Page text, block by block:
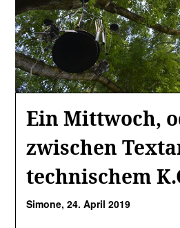
Ein Mittwoch,
zwischen
technischem
Simone,24. April 2019